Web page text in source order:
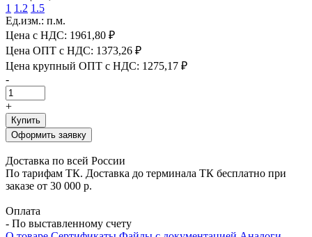
1 1.2 1.5
Ед.изм.: п.м.
Цена с НДС: 1961,80 ₽
Цена ОПТ с НДС: 1373,26 ₽
Цена крупный ОПТ с НДС: 1275,17 ₽
-
+
Купить
Оформить заявку
Доставка по всей России
По тарифам ТК. Доставка до терминала ТК бесплатно при
заказе от 30 000 р.
Оплата
- По выставленному счету